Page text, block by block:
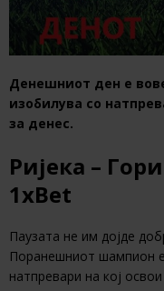
Денешниот ден е
изобилува со
за денес.
Ријека –
1xBet
Паузата не им дојде
Поранешниот шампион
натпревари на кој